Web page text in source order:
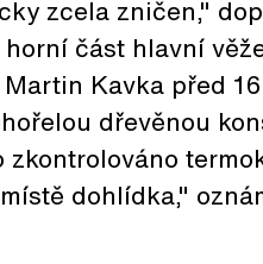
zcela zničen,"
část hlavní
Kavka před
dřevěnou
dohlídka,"